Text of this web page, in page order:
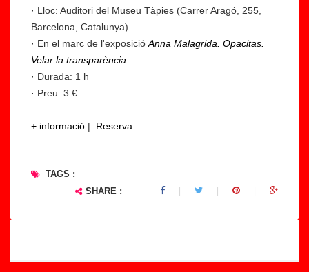
· Lloc: Auditori del Museu Tàpies (Carrer Aragó, 255,
Barcelona, Catalunya)
· En el marc de l'exposició Anna Malagrida. Opacitas.
Velar la transparència
· Durada: 1 h
· Preu: 3 €
+ informació | Reserva
TAGS :
SHARE :